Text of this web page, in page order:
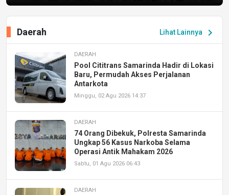
Lihat Lainnya chevron_right
Daerah
DAERAH
Pool Cititrans Samarinda Hadir di Lokasi
Baru, Permudah Akses Perjalanan
Antarkota
Minggu, 02 Agu 2026 14:37
DAERAH
74 Orang Dibekuk, Polresta Samarinda
Ungkap 56 Kasus Narkoba Selama
Operasi Antik Mahakam 2026
Sabtu, 01 Agu 2026 06:43
DAERAH